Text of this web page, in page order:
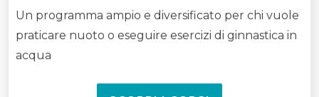
Un programma ampio e diversificato per chi vuole
praticare nuoto o eseguire esercizi di ginnastica in
acqua